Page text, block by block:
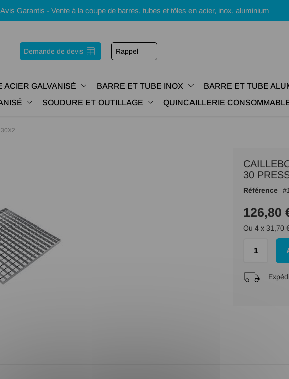
Garantis - Vente à la coupe de barres, tubes et tôles en acier, inox, aluminium
Demande de devis Rappel
ACIER GALVANISÉ BARRE ET TUBE INOX BARRE ET TUBE
SOUDURE ET OUTILLAGE QUINCAILLERIE
30
Référence
126,80
Ou 4 x 31,70